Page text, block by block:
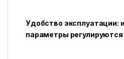
Удобство эксплуатации:
параметры